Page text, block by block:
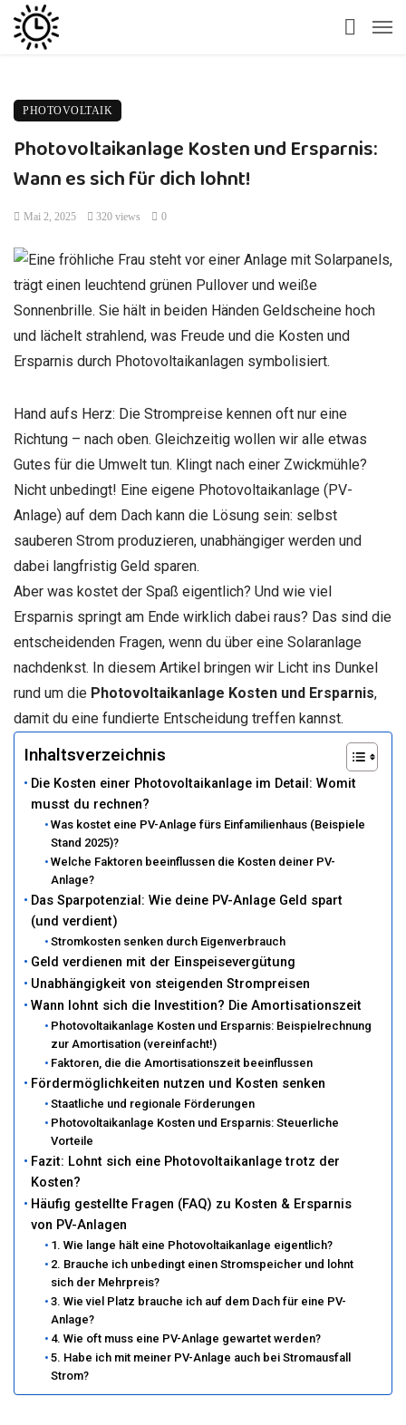
PHOTOVOLTAIK
Photovoltaikanlage Kosten und Ersparnis:
Wann es sich für dich lohnt!
Mai 2, 2025 320 views 0
Hand aufs Herz: Die Strompreise kennen oft nur eine
Richtung – nach oben. Gleichzeitig wollen wir alle etwas
Gutes für die Umwelt tun. Klingt nach einer Zwickmühle?
Nicht unbedingt! Eine eigene Photovoltaikanlage (PV-
Anlage) auf dem Dach kann die Lösung sein: selbst
sauberen Strom produzieren, unabhängiger werden und
dabei langfristig Geld sparen.
Aber was kostet der Spaß eigentlich? Und wie viel
Ersparnis springt am Ende wirklich dabei raus? Das sind die
entscheidenden Fragen, wenn du über eine Solaranlage
nachdenkst. In diesem Artikel bringen wir Licht ins Dunkel
rund um die Photovoltaikanlage Kosten und Ersparnis,
damit du eine fundierte Entscheidung treffen kannst.
Inhaltsverzeichnis
Die Kosten einer Photovoltaikanlage im Detail: Womit
musst du rechnen?
Was kostet eine PV-Anlage fürs Einfamilienhaus (Beispiele
Stand 2025)?
Welche Faktoren beeinflussen die Kosten deiner PV-
Anlage?
Das Sparpotenzial: Wie deine PV-Anlage Geld spart
(und verdient)
Stromkosten senken durch Eigenverbrauch
Geld verdienen mit der Einspeisevergütung
Unabhängigkeit von steigenden Strompreisen
Wann lohnt sich die Investition? Die Amortisationszeit
Photovoltaikanlage Kosten und Ersparnis: Beispielrechnung
zur Amortisation (vereinfacht!)
Faktoren, die die Amortisationszeit beeinflussen
Fördermöglichkeiten nutzen und Kosten senken
Staatliche und regionale Förderungen
Photovoltaikanlage Kosten und Ersparnis: Steuerliche
Vorteile
Fazit: Lohnt sich eine Photovoltaikanlage trotz der
Kosten?
Häufig gestellte Fragen (FAQ) zu Kosten & Ersparnis
von PV-Anlagen
1. Wie lange hält eine Photovoltaikanlage eigentlich?
2. Brauche ich unbedingt einen Stromspeicher und lohnt
sich der Mehrpreis?
3. Wie viel Platz brauche ich auf dem Dach für eine PV-
Anlage?
4. Wie oft muss eine PV-Anlage gewartet werden?
5. Habe ich mit meiner PV-Anlage auch bei Stromausfall
Strom?